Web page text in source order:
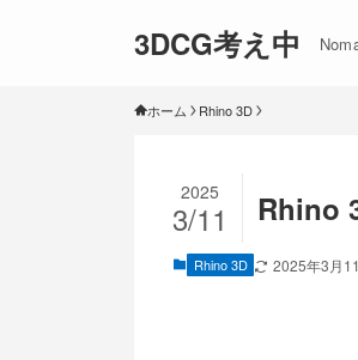
3DCG考え中
ホーム Rhino 3D
Rhino
2025
3/11
Rhino 3D 2025年3月